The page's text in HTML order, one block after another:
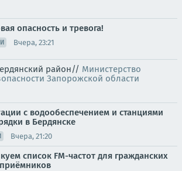
опасность и тревога!
Вчера, 23:21
район// Министерство
Запорожской области
с водообеспечением и станциями
в Бердянске
Вчера, 21:20
список FM-частот для гражданских